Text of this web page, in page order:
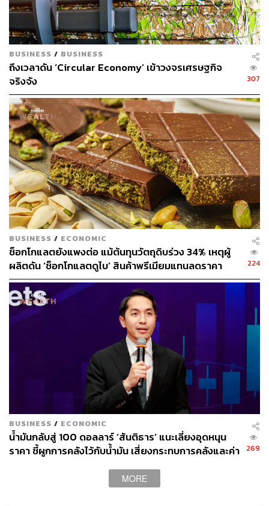
TAGS: Jeff Bezos ธุรกิจอสังหาริมทรัพย์
เศรษฐกิจโลก
เจฟฟ์ เบโซส์
เศรษฐกิจถดถอย ธุรกิจสุขภาพ
49
ABOUT THE AUTHOR
อรุณ เหล่าสิล
นักศึกษาฝึกงานประจำกองบรรณาธิการ ​​THE
STANDARD WEALTH
BUSINESS / BUSINESS
ถึงเวลาดัน ‘Circular Economy’ เข้าวงจรเศรษฐกิจ
จริงจัง
307
BUSINESS / ECONOMIC
ช็อกโกแลตยังแพงต่อ แม้ต้นทุนวัตถุดิบร่วง 34% เหตุผู้
ผลิตดัน ‘ช็อกโกแลตดูไบ’ สินค้าพรีเมียมแทนลดราคา
224
BUSINESS / ECONOMIC
น้ำมันกลับสู่ 100 ดอลลาร์ ‘สันติธาร’ แนะเลี่ยงอุดหนุน
ราคา ชี้ผูกการคลังไว้กับน้ำมัน เสี่ยงกระทบการคลังและค่า
269
MORE